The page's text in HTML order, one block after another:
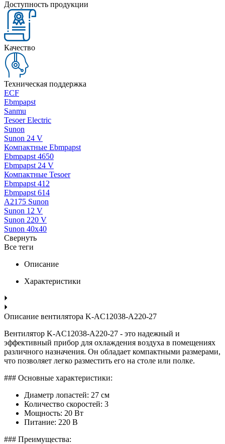
Доступность продукции
Качество
Техническая поддержка
ECF
Ebmpapst
Sanmu
Tesoer Electric
Sunon
Sunon 24 V
Компактные Ebmpapst
Ebmpapst 4650
Ebmpapst 24 V
Компактные Tesoer
Ebmpapst 412
Ebmpapst 614
A2175 Sunon
Sunon 12 V
Sunon 220 V
Sunon 40x40
Свернуть
Все теги
Описание
Характеристики
Описание вентилятора K-AC12038-A220-27
Вентилятор K-AC12038-A220-27 - это надежный и
эффективный прибор для охлаждения воздуха в помещениях
различного назначения. Он обладает компактными размерами,
что позволяет легко разместить его на столе или полке.
### Основные характеристики:
Диаметр лопастей: 27 см
Количество скоростей: 3
Мощность: 20 Вт
Питание: 220 В
### Преимущества: